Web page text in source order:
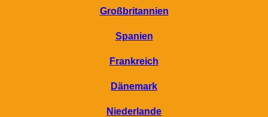
Großbritannien
Spanien
Frankreich
Dänemark
Niederlande